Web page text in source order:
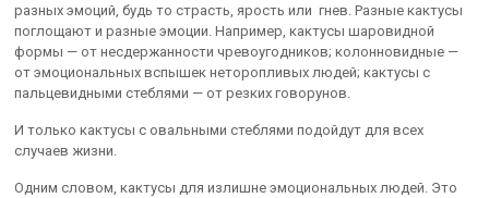
разных эмоций, будь то страсть, ярость или гнев. Разные кактусы
поглощают и разные эмоции. Например, кактусы шаровидной
формы — от несдержанности чревоугодников; колонновидные —
от эмоциональных вспышек неторопливых людей; кактусы с
пальцевидными стеблями — от резких говорунов.
И только кактусы с овальными стеблями подойдут для всех
случаев жизни.
Одним словом, кактусы для излишне эмоциональных людей. Это